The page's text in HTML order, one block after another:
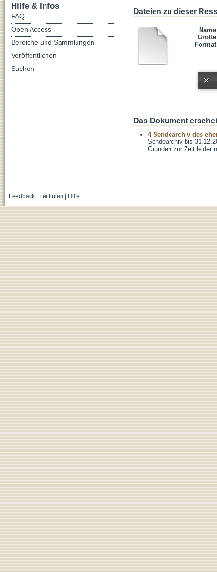
Dateien zu dieser
Das Dokument
4 Sendearchiv des
Sendearchiv bis
Gründen zur Zeit leider
Hilfe & Infos
FAQ
Open Access
Bereiche und Sammlungen
Veröffentlichen
Suchen
Feedback| Leitlinien Hilfe